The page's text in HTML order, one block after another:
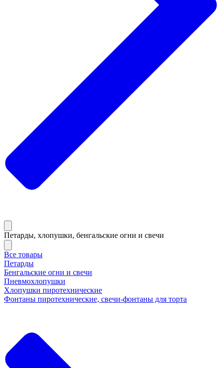
Петарды, хлопушки, бенгальские огни и свечи
Все товары
Петарды
Бенгальские огни и свечи
Пневмохлопушки
Хлопушки пиротехнические
Фонтаны пиротехнические, свечи-фонтаны для торта